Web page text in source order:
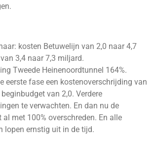
kosten Betuwelijn van 2,0 naar 4,7
3,4 naar 7,3 miljard.
Tweede Heinenoordtunnel 164%.
eerste fase een kostenoverschrijding van
van 2,0. Verdere
te verwachten. En dan nu de
met 100% overschreden. En alle
lopen ernstig uit in de tijd.